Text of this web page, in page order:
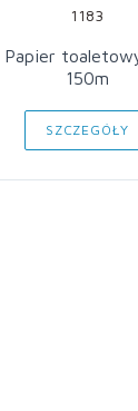
1183
150m
SZCZEGÓŁY